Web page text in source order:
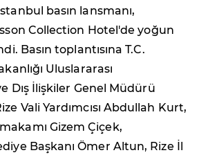
basın lansmanı,
Collection Hotel'de yoğun
Basın toplantısına T.C.
Uluslararası
Dış İlişkiler Genel Müdürü
Vali Yardımcısı Abdullah Kurt,
Gizem Çiçek,
Başkanı Ömer Altun, Rize İl